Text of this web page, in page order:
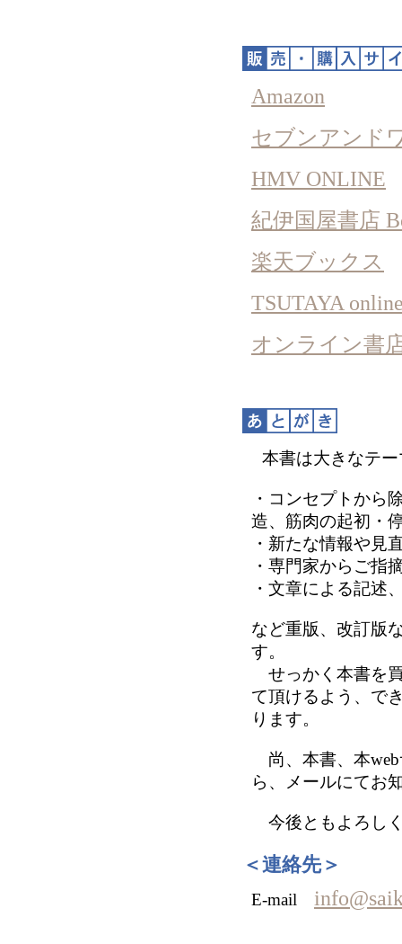
Amazon
セブンアンド
HMV ONLINE
紀伊国屋書店
楽天ブックス
TSUTAYA
オンライン書
本書は大きなテ
・コンセプトから
造、筋肉の起初・
・新たな情報や見
・専門家からご指
・文章による記述
など重版、改訂版
す。
せっかく本書を
て頂けるよう、で
ります。
尚、本書、本web
ら、メールにてお
今後ともよろし
＜連絡先＞
E-mail